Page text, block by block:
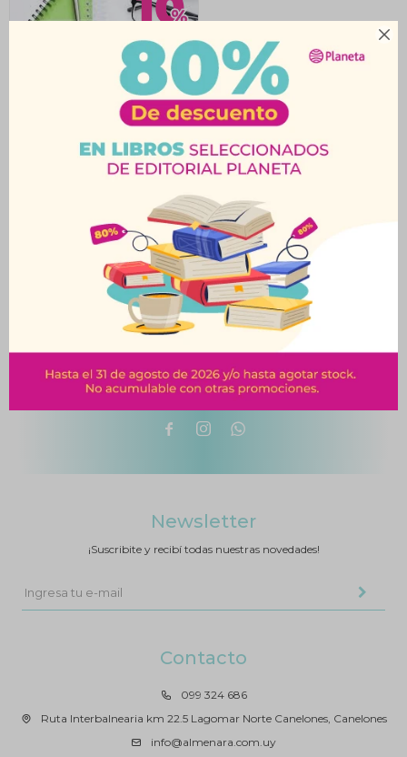

236 $
  
Contacto
099 324 686
Ruta Interbalnearia km 22.5 Lagomar Norte Canelones, Canelones
info@almenara.com.uy
Newsletter
¡Suscribite y recibí todas nuestras novedades!